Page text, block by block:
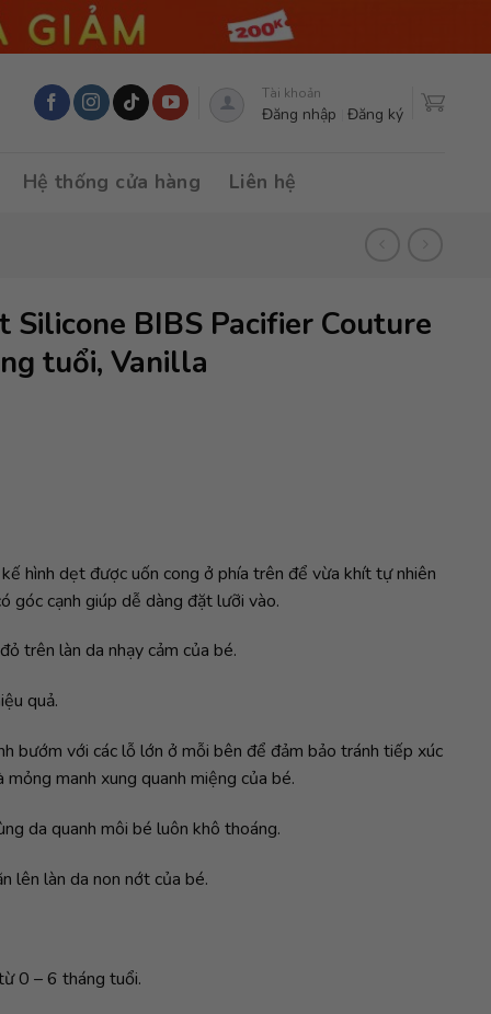
Tài khoản
Đăng nhập Đăng ký
Hệ thống cửa hàng Liên hệ
Silicone BIBS Pacifier Couture
tuổi, Vanilla
hình dẹt được uốn cong ở phía trên để vừa khít tự nhiên
góc cạnh giúp dễ dàng đặt lưỡi vào.
trên làn da nhạy cảm của bé.
quả.
bướm với các lỗ lớn ở mỗi bên để đảm bảo tránh tiếp xúc
manh xung quanh miệng của bé.
da quanh môi bé luôn khô thoáng.
lên làn da non nớt của bé.
0 – 6 tháng tuổi.